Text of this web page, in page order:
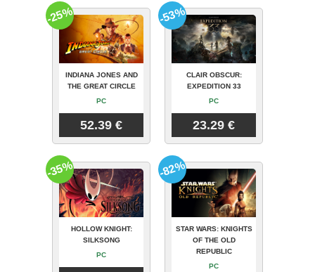
INDIANA JONES AND
THE GREAT CIRCLE
PC
52.39 €
-25%
CLAIR OBSCUR:
EXPEDITION 33
PC
23.29 €
-53%
HOLLOW KNIGHT:
SILKSONG
PC
-35%
STAR WARS: KNIGHTS
OF THE OLD
REPUBLIC
PC
-82%